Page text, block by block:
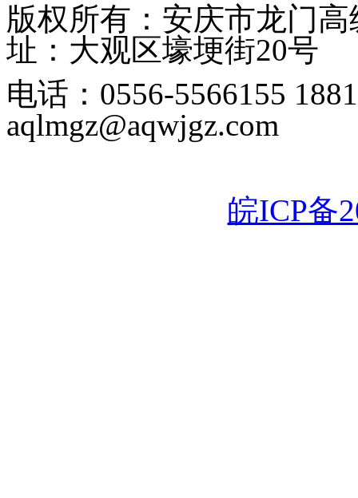
版权所有：安庆市龙门
址：大观区壕埂街20号
电话：0556-5566155
aqlmgz@aqwjgz.com
皖ICP备